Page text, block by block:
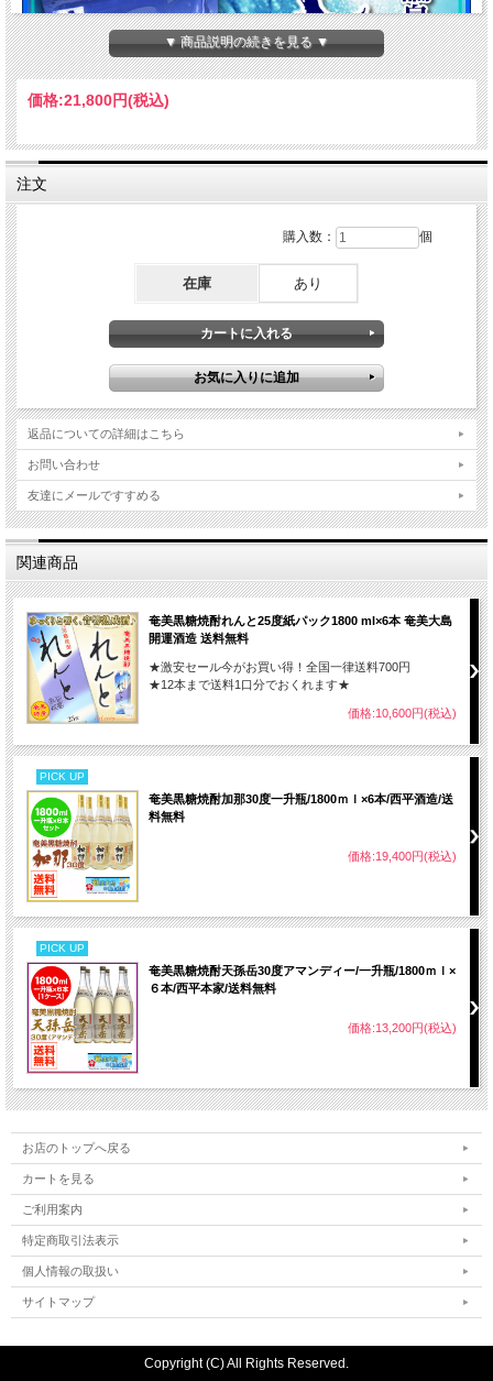
▼ 商品説明の続きを見る ▼
価格:21,800円(税込)
注文
購入数： 個
在庫 あり
返品についての詳細はこちら
お問い合わせ
友達にメールですすめる
関連商品
奄美黒糖焼酎れんと25度紙パック1800 ml×6本 奄美大島
開運酒造 送料無料
★激安セール今がお買い得！全国一律送料700円
★12本まで送料1口分でおくれます★
価格:10,600円(税込)
PICK UP
奄美黒糖焼酎加那30度一升瓶/1800ｍｌ×6本/西平酒造/送
料無料
価格:19,400円(税込)
PICK UP
奄美黒糖焼酎天孫岳30度アマンディー/一升瓶/1800ｍｌ×
６本/西平本家/送料無料
価格:13,200円(税込)
お店のトップへ戻る
カートを見る
ご利用案内
特定商取引法表示
個人情報の取扱い
サイトマップ
Copyright (C) All Rights Reserved.